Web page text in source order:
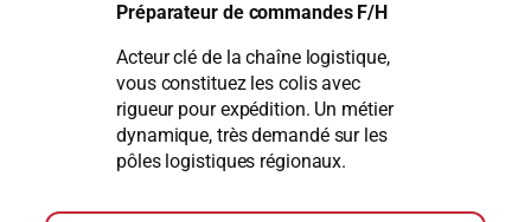
Préparateur de commandes F/H
Acteur clé de la chaîne logistique,
vous constituez les colis avec
rigueur pour expédition. Un métier
dynamique, très demandé sur les
pôles logistiques régionaux.